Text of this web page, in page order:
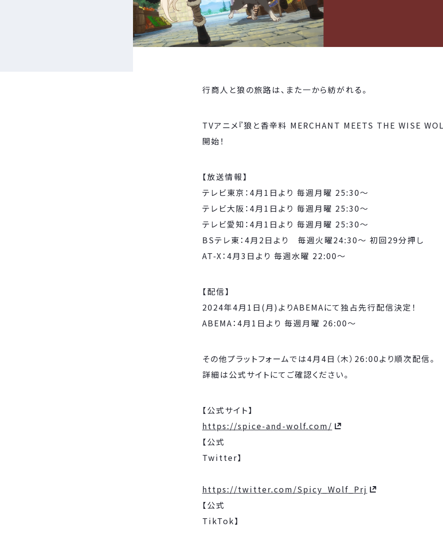
行商人と狼の旅路は、また一から紡がれる。
TVアニメ『狼と香辛料 MERCHANT MEETS THE WISE
開始！
【放送情報】
テレビ東京：4月1日より 毎週月曜 25:30～
テレビ大阪：4月1日より 毎週月曜 25:30～
テレビ愛知：4月1日より 毎週月曜 25:30～
BSテレ東：4月2日より 毎週火曜24:30～ 初回29分押し
AT-X：4月3日より 毎週水曜 22:00～
【配信】
2024年4月1日(月)よりABEMAにて独占先行配信決定！
ABEMA：4月1日より 毎週月曜 26:00～
その他プラットフォームでは4月4日（木）26:00より順次配信。
詳細は公式サイトにてご確認ください。
【公式サイト】
https://spice-and-wolf.com/
【公式
https://twitter.com/Spicy_Wolf_Prj
【公式